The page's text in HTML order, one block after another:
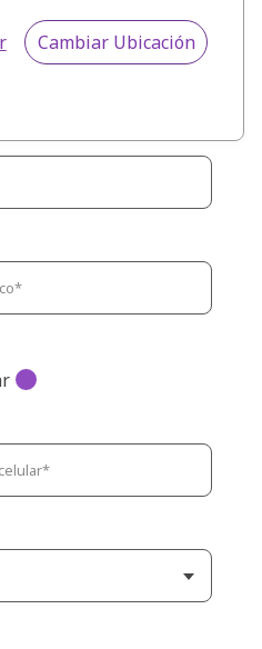
Cambiar Ubicación
XIOMARA